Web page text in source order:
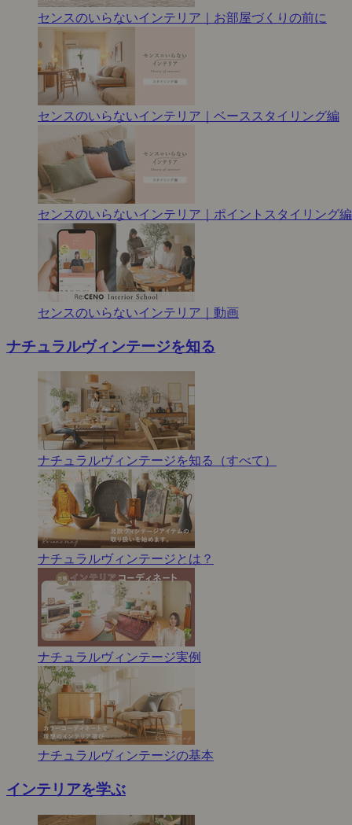
センスのいらないインテリア｜お部屋づくりの前に
センスのいらないインテリア｜ベーススタイリング編
センスのいらないインテリア｜ポイントスタイリング編
センスのいらないインテリア｜動画
ナチュラルヴィンテージを知る
ナチュラルヴィンテージを知る（すべて）
ナチュラルヴィンテージとは？
ナチュラルヴィンテージ実例
ナチュラルヴィンテージの基本
インテリアを学ぶ